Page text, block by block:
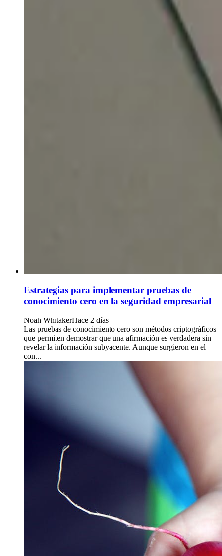
Estrategias para implementar pruebas de
conocimiento cero en la seguridad empresarial
Noah WhitakerHace 2 días
Las pruebas de conocimiento cero son métodos criptográficos
que permiten demostrar que una afirmación es verdadera sin
revelar la información subyacente. Aunque surgieron en el
con...